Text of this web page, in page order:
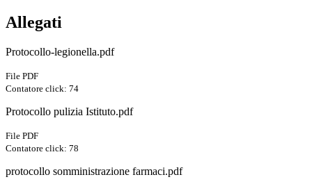
Allegati
Protocollo-legionella.pdf
File PDF
Contatore click: 74
Protocollo pulizia Istituto.pdf
File PDF
Contatore click: 78
protocollo somministrazione farmaci.pdf